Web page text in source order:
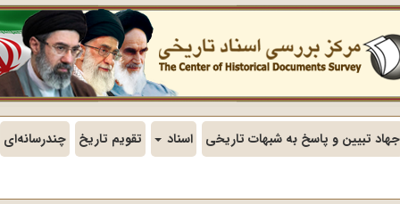
جهاد تبیین و پاسخ به شبهات تاریخی اسناد تقویم تاریخ چندرسانه‌ای